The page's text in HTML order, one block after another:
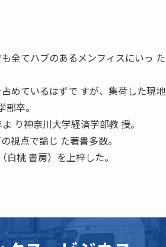
全てハブのあるメンフィスにいっ た
めているはずで すが、集荷した現地
卒。
り神奈川大学経済学部教 授。
視点で論じ た著書多数。
桃 書房）を上梓した。